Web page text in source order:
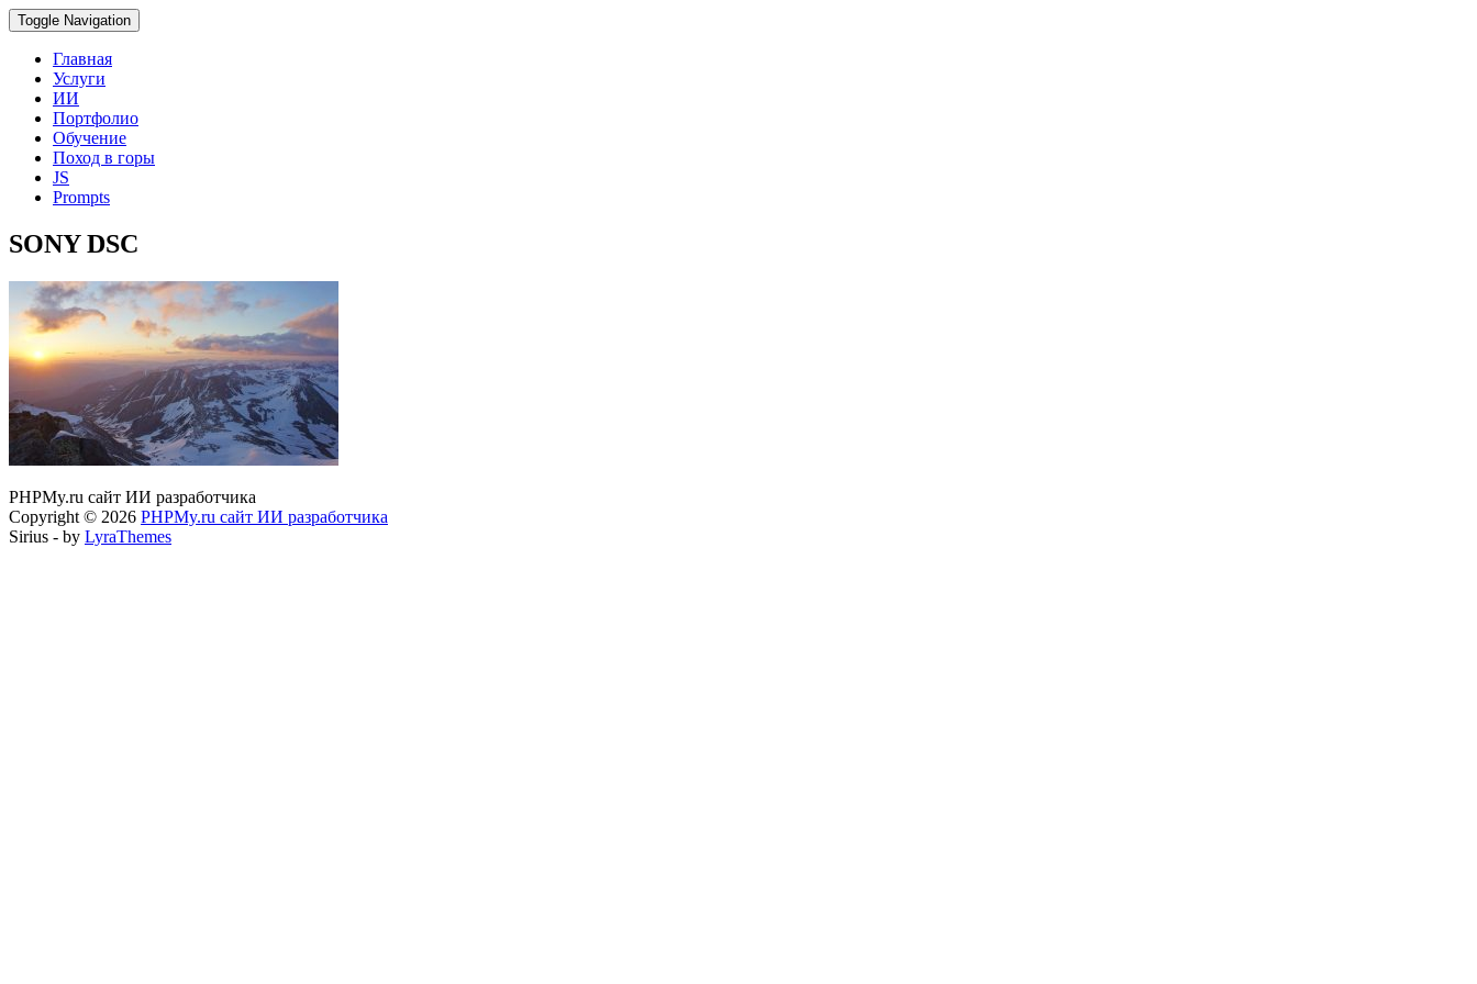
Toggle Navigation
Главная
Услуги
ИИ
Портфолио
Обучение
Поход в горы
JS
Prompts
SONY DSC
PHPMy.ru сайт ИИ разработчика
Copyright © 2026 PHPMy.ru сайт ИИ разработчика
Sirius - by LyraThemes